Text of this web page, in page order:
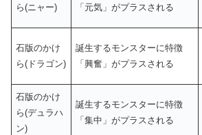
ら(ニャー)
「元気」がプラスされる
石版のかけ
ら(ドラゴン)
誕生するモンスターに特徴
「興奮」がプラスされる
石版のかけ
ら(デュラハ
ン)
誕生するモンスターに特徴
「集中」がプラスされる